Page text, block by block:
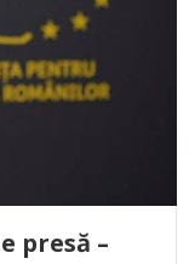
presă –